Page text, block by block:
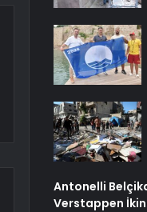
Antonelli
Verstappen